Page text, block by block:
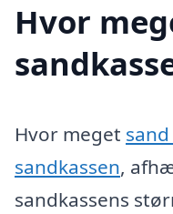
Hvor
Hvor meget
sandkassen,
sandkassens